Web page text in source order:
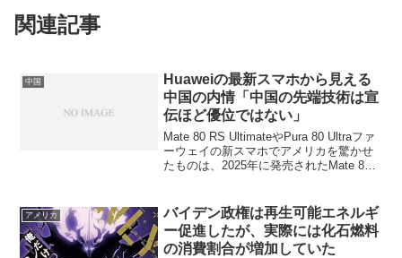
関連記事
中国
Huaweiの最新スマホから見える
中国の内情「中国の先端技術は宣
伝ほど優位ではない」
Mate 80 RS UltimateやPura 80 Ultraファ
ーウェイの新スマホでアメリカを驚かせ
たものは、2025年に発売されたMate 80
アメリカ
バイデン政権は再生可能エネルギ
ー促進したが、実際には化石燃料
の消費割合が増加していた